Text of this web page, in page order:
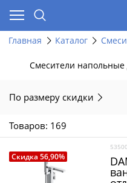
Главная Каталог
Смесители напольные
По размеру скидки
Товаров: 169
Скидка 56,90%